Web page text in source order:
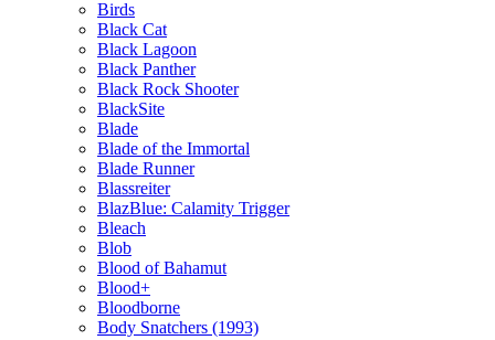
Birds
Black Cat
Black Lagoon
Black Panther
Black Rock Shooter
BlackSite
Blade
Blade of the Immortal
Blade Runner
Blassreiter
BlazBlue: Calamity Trigger
Bleach
Blob
Blood of Bahamut
Blood+
Bloodborne
Body Snatchers (1993)